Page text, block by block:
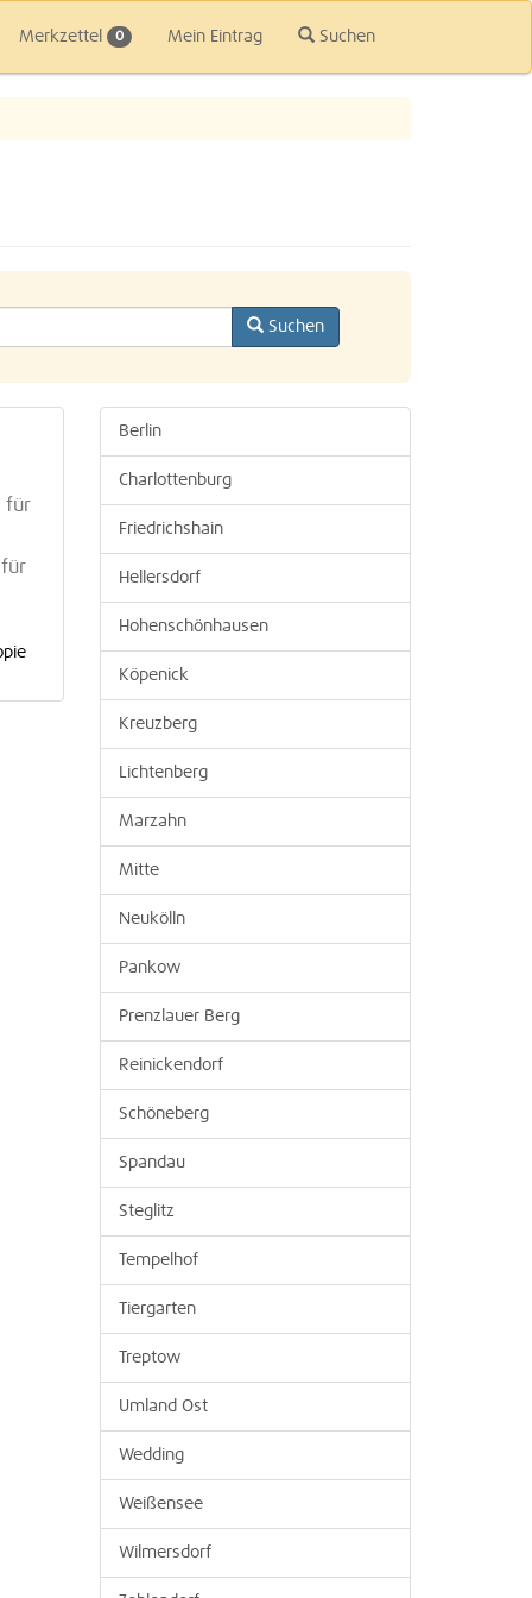
Merkzettel 0 Mein Eintrag Suchen
Suchen
für
Berlin
Charlottenburg
Friedrichshain
Hellersdorf
Hohenschönhausen
Köpenick
Kreuzberg
Lichtenberg
Marzahn
Mitte
Neukölln
Pankow
Prenzlauer Berg
Reinickendorf
Schöneberg
Spandau
Steglitz
Tempelhof
Tiergarten
Treptow
Umland Ost
Wedding
Weißensee
Wilmersdorf